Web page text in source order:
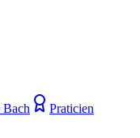
Bach
Praticien